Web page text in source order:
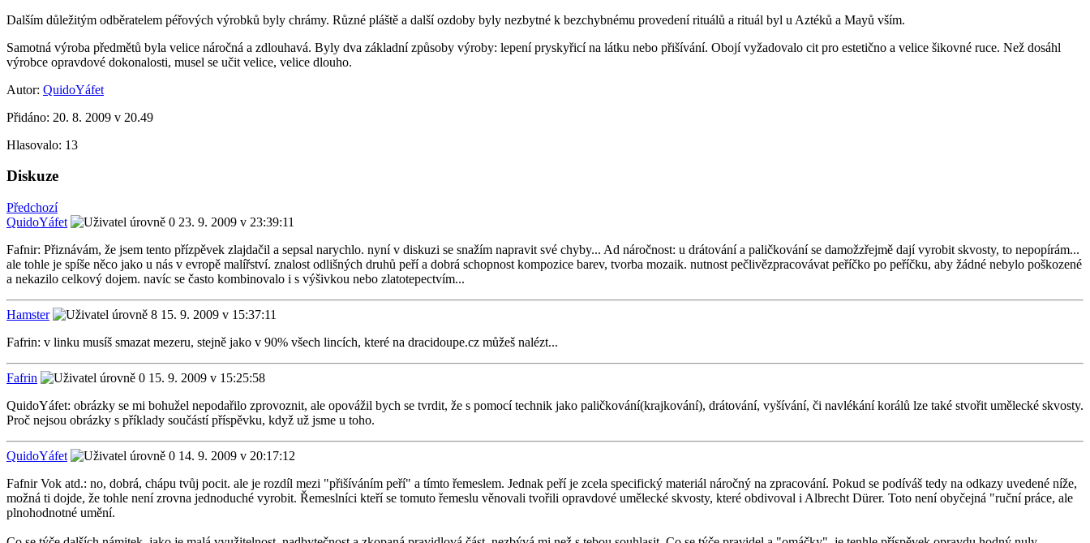
Dalším důležitým odběratelem péřových výrobků byly chrámy. Různé pláště a další ozdoby byly nezbytné k bezchybnému provedení rituálů a rituál byl u Aztéků a Mayů vším.
Samotná výroba předmětů byla velice náročná a zdlouhavá. Byly dva základní způsoby výroby: lepení pryskyřicí na látku nebo přišívání. Obojí vyžadovalo cit pro estetično a velice šikovné ruce. Než dosáhl
výrobce opravdové dokonalosti, musel se učit velice, velice dlouho.
Autor: QuidoYáfet
Přidáno: 20. 8. 2009 v 20.49
Hlasovalo: 13
Diskuze
Předchozí
QuidoYáfet
23. 9. 2009 v 23:39:11
Fafnir: Přiznávám, že jsem tento přízpěvek zlajdačil a sepsal narychlo. nyní v diskuzi se snažím napravit své chyby... Ad náročnost: u drátování a paličkování se damožzřejmě dají vyrobit skvosty, to nepopírám...
ale tohle je spíše něco jako u nás v evropě malířství. znalost odlišných druhů peří a dobrá schopnost kompozice barev, tvorba mozaik. nutnost pečlivězpracovávat peříčko po peříčku, aby žádné nebylo poškozené
a nekazilo celkový dojem. navíc se často kombinovalo i s výšivkou nebo zlatotepectvím...
Hamster
15. 9. 2009 v 15:37:11
Fafrin: v linku musíš smazat mezeru, stejně jako v 90% všech lincích, které na dracidoupe.cz můžeš nalézt...
Fafrin
15. 9. 2009 v 15:25:58
QuidoYáfet: obrázky se mi bohužel nepodařilo zprovoznit, ale opovážil bych se tvrdit, že s pomocí technik jako paličkování(krajkování), drátování, vyšívání, či navlékání korálů lze také stvořit umělecké skvosty.
Proč nejsou obrázky s příklady součástí příspěvku, když už jsme u toho.
QuidoYáfet
14. 9. 2009 v 20:17:12
Fafnir Vok atd.: no, dobrá, chápu tvůj pocit. ale je rozdíl mezi "přišíváním peří" a tímto řemeslem. Jednak peří je zcela specifický materiál náročný na zpracování. Pokud se podíváš tedy na odkazy uvedené níže,
možná ti dojde, že tohle není zrovna jednoduché vyrobit. Řemeslníci kteří se tomuto řemeslu věnovali tvořili opravdové umělecké skvosty, které obdivoval i Albrecht Dürer. Toto není obyčejná "ruční práce, ale
plnohodnotné umění.